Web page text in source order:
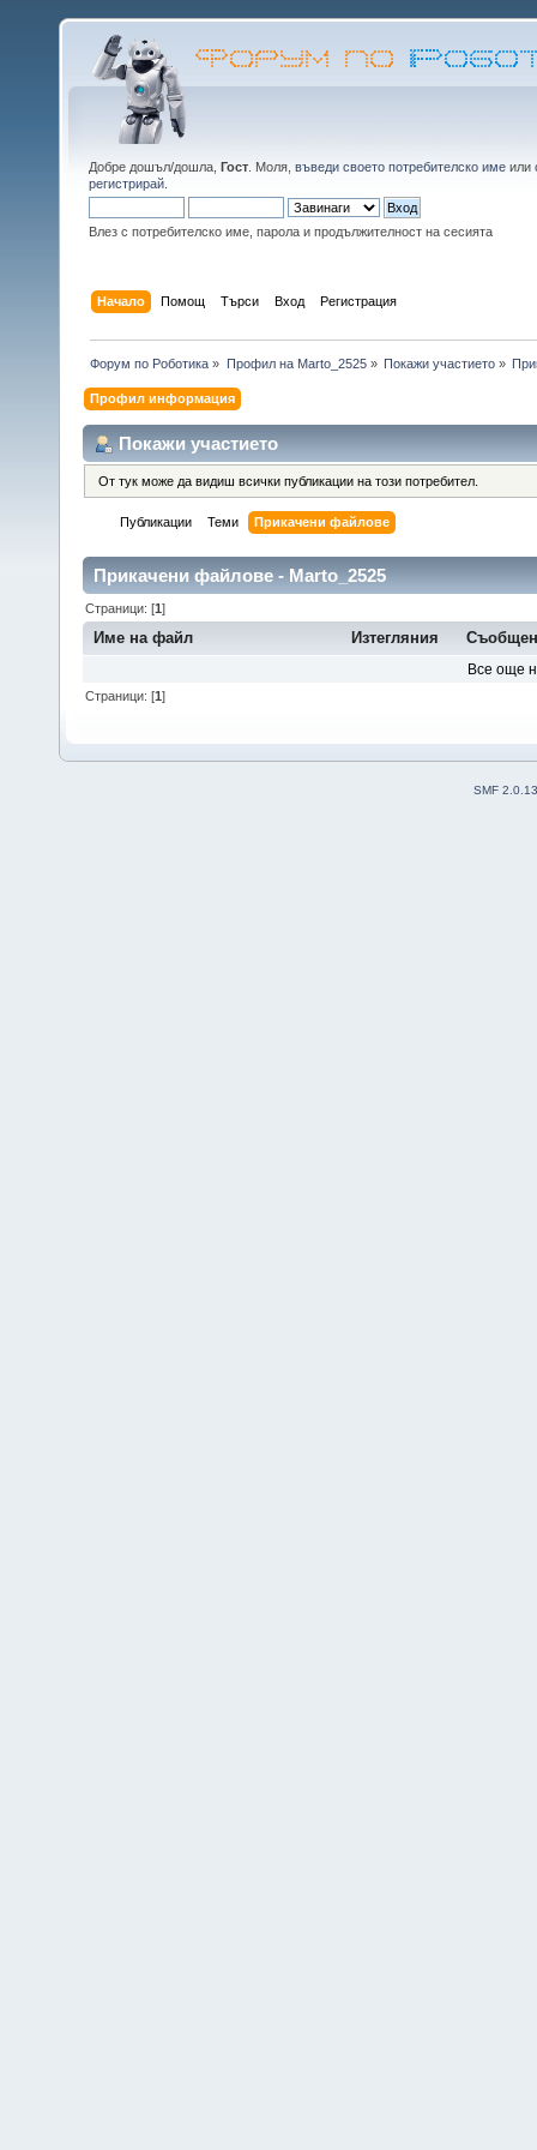
Добре дошъл/дошла, Гост . Моля, въведи своето потребителско име или
регистрирай
Влез с потребителско име, парола и продължителност на сесията
Начало Помощ Търси Вход Регистрация
Форум по Роботика » Профил на Marto_2525» Покажи участието»
Профил информация
Покажи участието
От тук може да видиш всички публикации на този потребител.
Публикации Теми Прикачени файлове
Прикачени файлове - Marto_2525
Страници: [1]
Име на файл Изтегляния
Все още
Страници: [1]
SMF 2.0.13